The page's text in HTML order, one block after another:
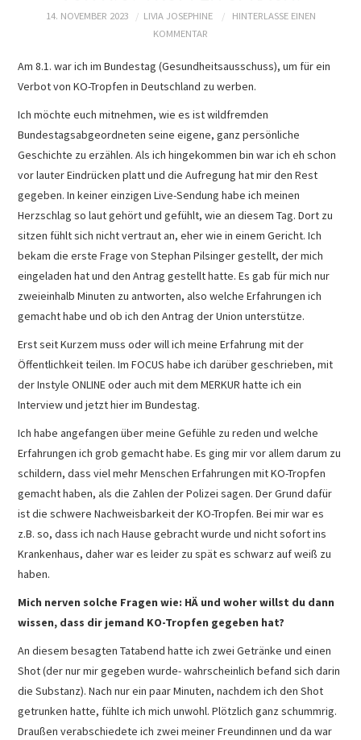
14. NOVEMBER 2023 LIVIA JOSEPHINE
HINTERLASSE EINEN
KOMMENTAR
Am 8.1. war ich im Bundestag (Gesundheitsausschuss), um für ein
Verbot von KO-Tropfen in Deutschland zu werben.
Ich möchte euch mitnehmen, wie es ist wildfremden
Bundestagsabgeordneten seine eigene, ganz persönliche
Geschichte zu erzählen. Als ich hingekommen bin war ich eh schon
vor lauter Eindrücken platt und die Aufregung hat mir den Rest
gegeben. In keiner einzigen Live-Sendung habe ich meinen
Herzschlag so laut gehört und gefühlt, wie an diesem Tag. Dort zu
sitzen fühlt sich nicht vertraut an, eher wie in einem Gericht. Ich
bekam die erste Frage von Stephan Pilsinger gestellt, der mich
eingeladen hat und den Antrag gestellt hatte. Es gab für mich nur
zweieinhalb Minuten zu antworten, also welche Erfahrungen ich
gemacht habe und ob ich den Antrag der Union unterstütze.
Erst seit Kurzem muss oder will ich meine Erfahrung mit der
Öffentlichkeit teilen. Im FOCUS habe ich darüber geschrieben, mit
der Instyle ONLINE oder auch mit dem MERKUR hatte ich ein
Interview und jetzt hier im Bundestag.
Ich habe angefangen über meine Gefühle zu reden und welche
Erfahrungen ich grob gemacht habe. Es ging mir vor allem darum zu
schildern, dass viel mehr Menschen Erfahrungen mit KO-Tropfen
gemacht haben, als die Zahlen der Polizei sagen. Der Grund dafür
ist die schwere Nachweisbarkeit der KO-Tropfen. Bei mir war es
z.B. so, dass ich nach Hause gebracht wurde und nicht sofort ins
Krankenhaus, daher war es leider zu spät es schwarz auf weiß zu
haben.
Mich nerven solche Fragen wie: HÄ und woher willst du dann
wissen, dass dir jemand KO-Tropfen gegeben hat?
An diesem besagten Tatabend hatte ich zwei Getränke und einen
Shot (der nur mir gegeben wurde- wahrscheinlich befand sich darin
die Substanz). Nach nur ein paar Minuten, nachdem ich den Shot
getrunken hatte, fühlte ich mich unwohl. Plötzlich ganz schummrig.
Draußen verabschiedete ich zwei meiner Freundinnen und da war